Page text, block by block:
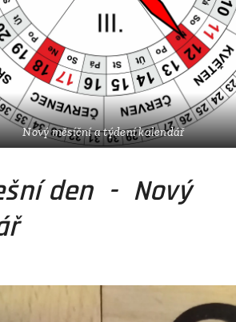
Nový měsíční a týdení kalendář
den - Nový